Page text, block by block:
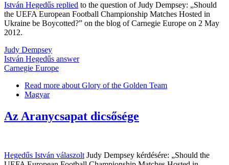
István Hegedűs replied to the question of Judy Dempsey: „Should
the UEFA European Football Championship Matches Hosted in
Ukraine be Boycotted?” on the blog of Carnegie Europe on 2 May
2012.
Judy Dempsey
István Hegedűs answer
Carnegie Europe
Read more about Glory of the Golden Team
Magyar
Az Aranycsapat dicsősége
Hegedűs István válaszolt Judy Dempsey kérdésére: „Should the